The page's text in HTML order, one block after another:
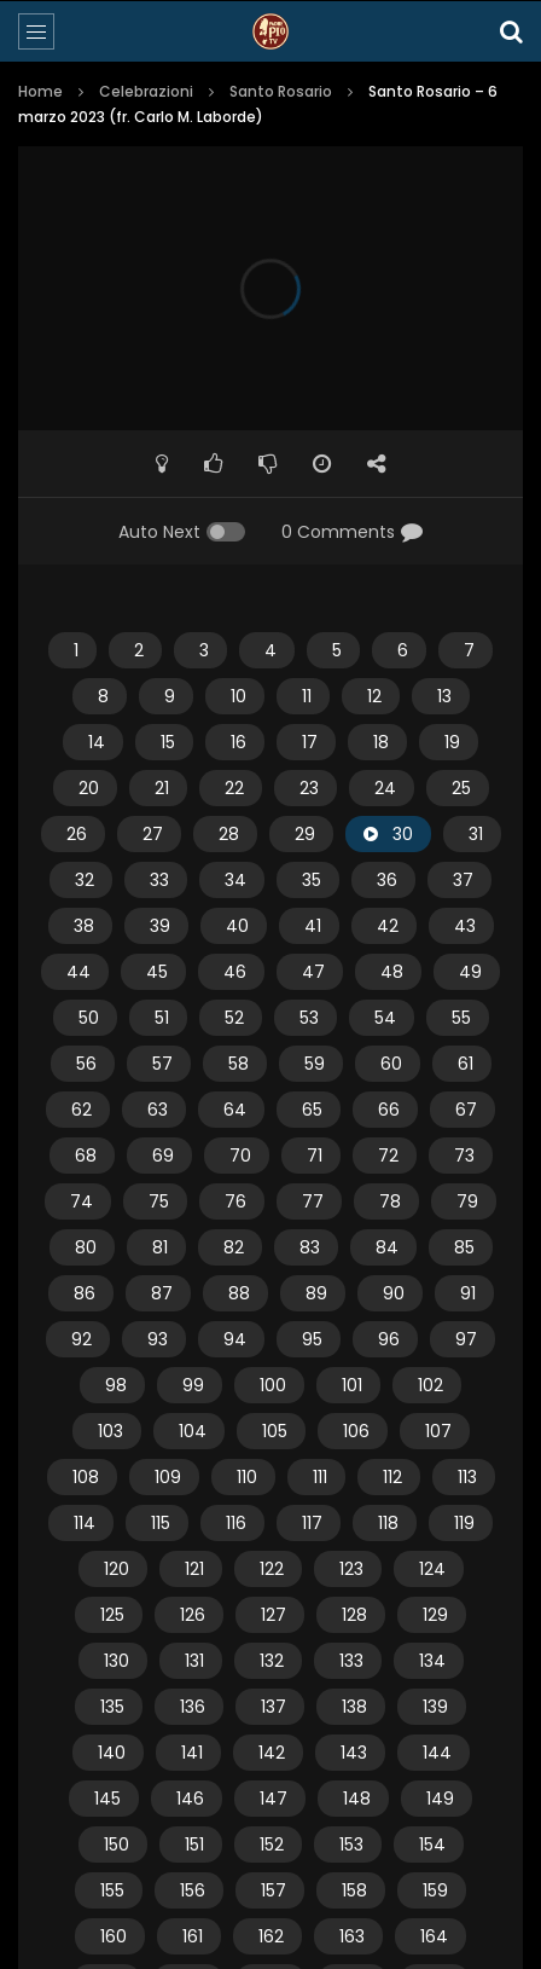
Home Celebrazioni Santo Rosario
Santo Rosario – 6
marzo 2023 (fr. Carlo M. Laborde)
Auto Next 0 Comments
1 2 3 4 5 6
7
8
9 10 11 12
13
14
15 16 17 18
19
20
21 22 23 24
25
26
27 28 29 30
31
32
33 34 35 36
37
38
39 40 41 42
43
44
45 46 47 48
49
50
51 52 53 54
55
56
57 58 59 60
61
62
63 64 65 66
67
68
69 70 71 72
73
74
75 76 77 78
79
80
81 82 83 84
85
86
87 88 89 90
91
92
93 94 95 96
97
98
99 100 101
102
103
104 105 106
107
108
109 110 111 112
113
114
115 116 117 118
119
120
121 122 123
124
125
126 127 128
129
130
131 132 133
134
135
136 137 138
139
140
141 142 143
144
145
146 147 148
149
150
151 152 153
154
155
156 157 158
159
160
161 162 163
164